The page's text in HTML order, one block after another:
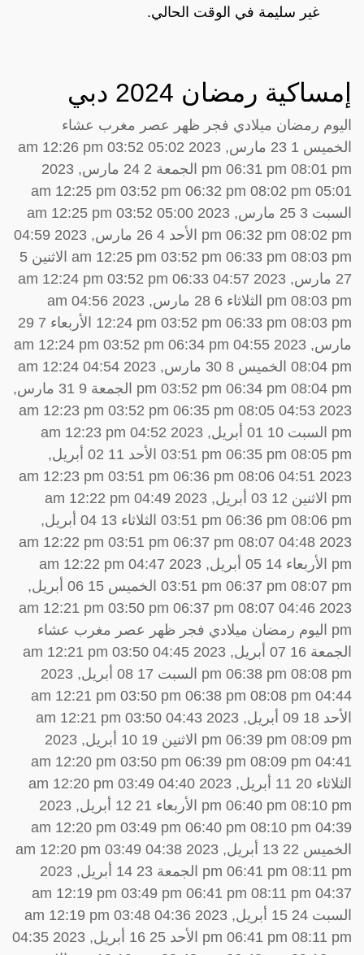
غير سليمة في الوقت الحالي.
إمساكية رمضان 2024 دبي
اليوم رمضان ميلادي فجر ظهر عصر مغرب عشاء
الخميس 1 23 مارس, 2023 05:02 am 12:26 pm 03:52
pm 06:31 pm 08:01 pm الجمعة 2 24 مارس, 2023
05:01 am 12:25 pm 03:52 pm 06:32 pm 08:02 pm
السبت 3 25 مارس, 2023 05:00 am 12:25 pm 03:52
pm 06:32 pm 08:02 pm الأحد 4 26 مارس, 2023 04:59
am 12:25 pm 03:52 pm 06:33 pm 08:03 pm الاثنين 5
27 مارس, 2023 04:57 am 12:24 pm 03:52 pm 06:33
pm 08:03 pm الثلاثاء 6 28 مارس, 2023 04:56 am
12:24 pm 03:52 pm 06:33 pm 08:03 pm الأربعاء 7 29
مارس, 2023 04:55 am 12:24 pm 03:52 pm 06:34 pm
08:04 pm الخميس 8 30 مارس, 2023 04:54 am 12:24
pm 03:52 pm 06:34 pm 08:04 pm الجمعة 9 31 مارس,
2023 04:53 am 12:23 pm 03:52 pm 06:35 pm 08:05
pm السبت 10 01 أبريل, 2023 04:52 am 12:23 pm
03:51 pm 06:35 pm 08:05 pm الأحد 11 02 أبريل,
2023 04:51 am 12:23 pm 03:51 pm 06:36 pm 08:06
pm الاثنين 12 03 أبريل, 2023 04:49 am 12:22 pm
03:51 pm 06:36 pm 08:06 pm الثلاثاء 13 04 أبريل,
2023 04:48 am 12:22 pm 03:51 pm 06:37 pm 08:07
pm الأربعاء 14 05 أبريل, 2023 04:47 am 12:22 pm
03:51 pm 06:37 pm 08:07 pm الخميس 15 06 أبريل,
2023 04:46 am 12:21 pm 03:50 pm 06:37 pm 08:07
pm اليوم رمضان ميلادي فجر ظهر عصر مغرب عشاء
الجمعة 16 07 أبريل, 2023 04:45 am 12:21 pm 03:50
pm 06:38 pm 08:08 pm السبت 17 08 أبريل, 2023
04:44 am 12:21 pm 03:50 pm 06:38 pm 08:08 pm
الأحد 18 09 أبريل, 2023 04:43 am 12:21 pm 03:50
pm 06:39 pm 08:09 pm الاثنين 19 10 أبريل, 2023
04:41 am 12:20 pm 03:50 pm 06:39 pm 08:09 pm
الثلاثاء 20 11 أبريل, 2023 04:40 am 12:20 pm 03:49
pm 06:40 pm 08:10 pm الأربعاء 21 12 أبريل, 2023
04:39 am 12:20 pm 03:49 pm 06:40 pm 08:10 pm
الخميس 22 13 أبريل, 2023 04:38 am 12:20 pm 03:49
pm 06:41 pm 08:11 pm الجمعة 23 14 أبريل, 2023
04:37 am 12:19 pm 03:49 pm 06:41 pm 08:11 pm
السبت 24 15 أبريل, 2023 04:36 am 12:19 pm 03:48
pm 06:41 pm 08:11 pm الأحد 25 16 أبريل, 2023 04:35